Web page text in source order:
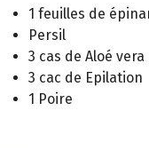
1 feuilles de
Persil
3 cas de Aloé vera
3 cac de Epilation
1 Poire